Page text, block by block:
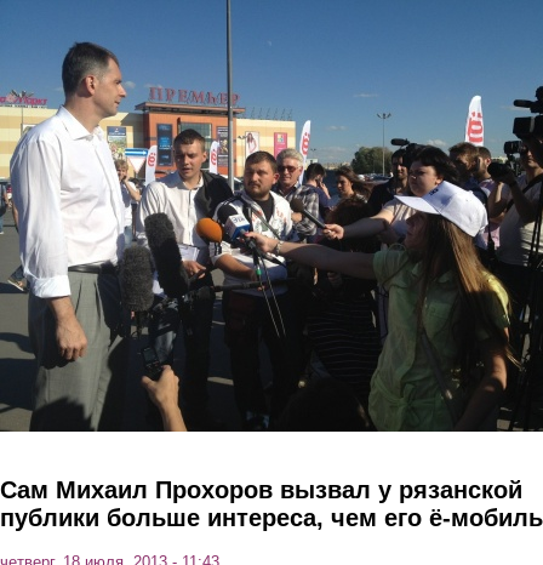
Сам Михаил Прохоров вызвал у рязанской
публики больше интереса, чем его ё-мобиль